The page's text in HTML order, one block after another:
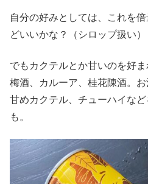
自分の好みとしては、これを
どいいかな？（シロップ扱い）
でもカクテルとか甘いのを好ま
梅酒、カルーア、桂花陳酒。お
甘めカクテル、チューハイな
も。